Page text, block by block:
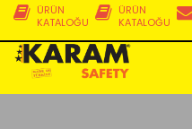
ÜRÜN
KATALOĞU
ÜRÜN
KATALOĞU